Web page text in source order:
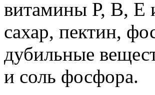
витамины Р, В, Е
сахар, пектин,
дубильные
и соль фосфора.